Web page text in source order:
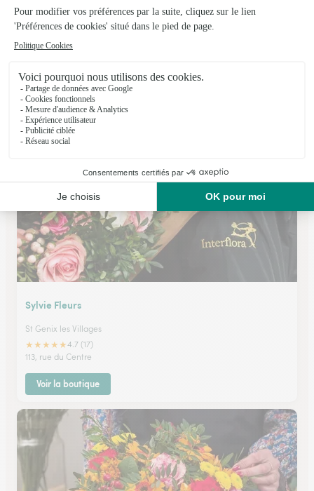
Champs Libres
La Tour du Pin
★★★★★4.6 (56)
13, rue de la République
Sylvie Fleurs
St Genix les Villages
★★★★★4.7 (17)
113, rue du Centre
Voir la boutique